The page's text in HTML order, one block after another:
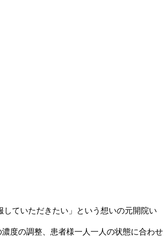
ていただきたい」という想いの元開院い
度の調整、患者様一人一人の状態に合わせ